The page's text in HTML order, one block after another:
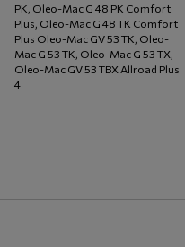
PK, Oleo-Mac G 48 PK Comfort
Plus, Oleo-Mac G 48 TK Comfort
Plus Oleo-Mac GV 53 TK, Oleo-
Mac G 53 TK, Oleo-Mac G 53 TX,
Oleo-Mac GV 53 TBX Allroad Plus
4